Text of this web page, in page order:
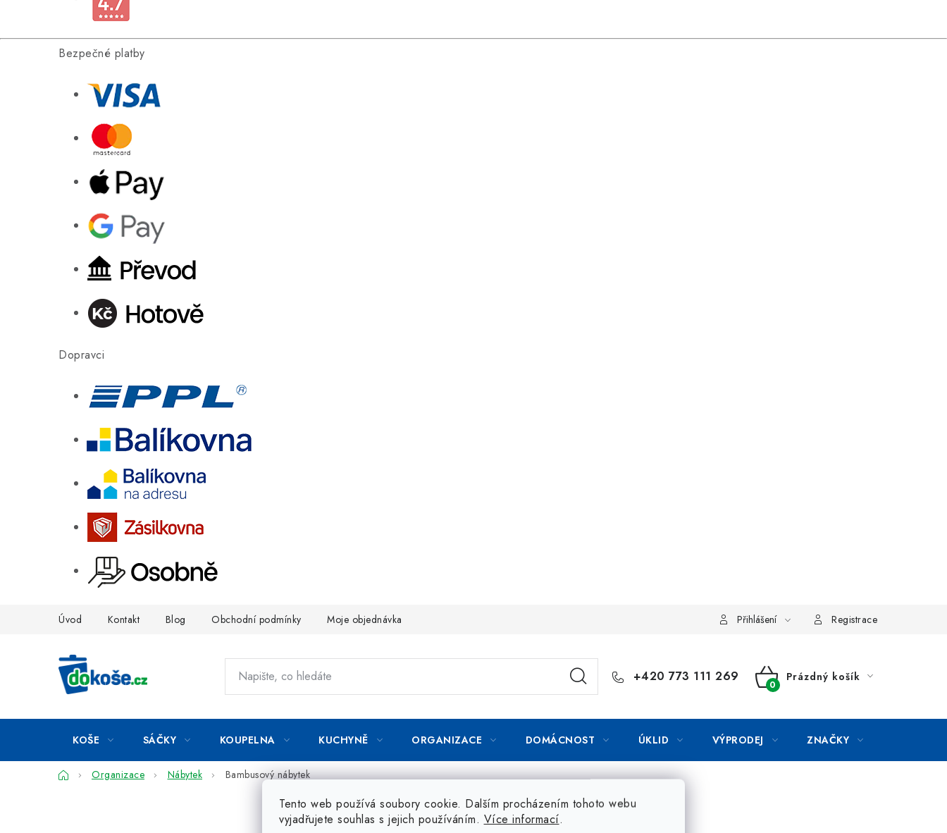
Bezpečné platby
Dopravci
Tento web používá soubory cookie. Dalším procházením tohoto webu
vyjadřujete souhlas s jejich používáním. Více informací.
Úvod Kontakt Blog Obchodní podmínky Moje objednávka Přihlášení Registrace
+420 773 111 269
NÁKUPNÍ
Prázdný košík
KOŠE SÁČKY KOUPELNA KUCHYNĚ ORGANIZACE DOMÁCNOST ÚKLID VÝPRODEJ ZNAČKY
DomůOrganizace Nábytek Bambusový nábytek